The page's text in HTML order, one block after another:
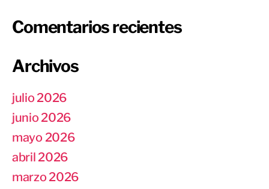
Comentarios recientes
Archivos
julio 2026
junio 2026
mayo 2026
abril 2026
marzo 2026